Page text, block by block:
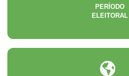
PERÍODO
ELEITORAL